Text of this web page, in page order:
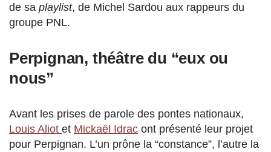
de sa playlist, de Michel Sardou aux rappeurs du
groupe PNL.
Perpignan, théâtre du “eux ou
nous”
Avant les prises de parole des pontes nationaux,
Louis Aliot et Mickaël Idrac ont présenté leur projet
pour Perpignan. L’un prône la “constance”, l’autre la